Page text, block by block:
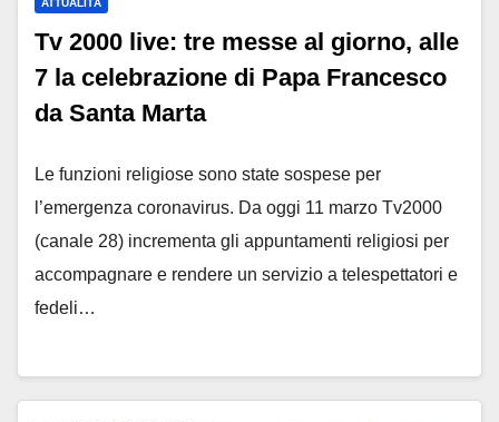
ATTUALITÀ
Tv 2000 live: tre messe al giorno, alle
7 la celebrazione di Papa Francesco
da Santa Marta
Le funzioni religiose sono state sospese per
l’emergenza coronavirus. Da oggi 11 marzo Tv2000
(canale 28) incrementa gli appuntamenti religiosi per
accompagnare e rendere un servizio a telespettatori e
fedeli…